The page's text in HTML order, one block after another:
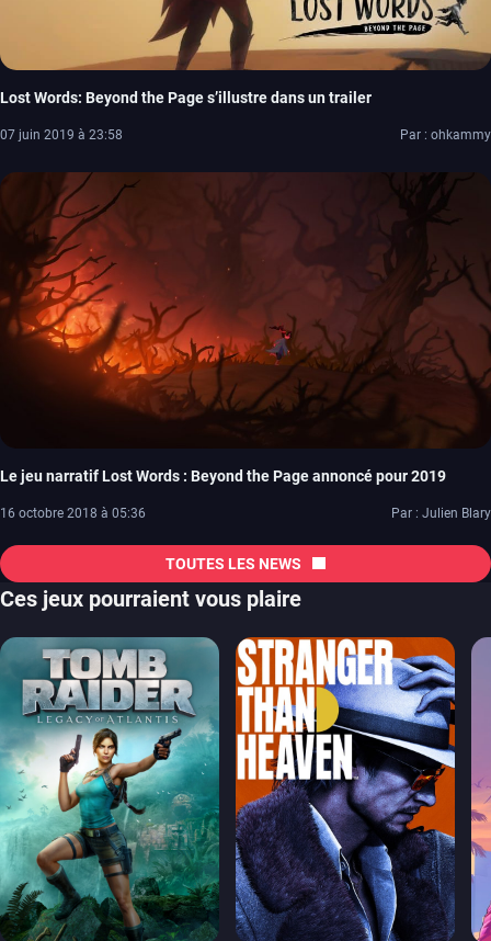
Lost Words: Beyond the Page s’illustre dans un trailer
07 juin 2019 à 23:58 Par : ohkammy
Le jeu narratif Lost Words : Beyond the Page annoncé pour 2019
16 octobre 2018 à 05:36 Par : Julien Blary
TOUTES LES NEWS
Ces jeux pourraient vous plaire